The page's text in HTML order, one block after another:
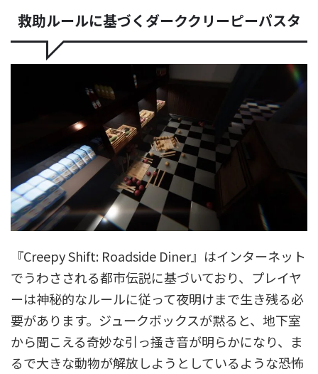
救助ルールに基づくダーククリーピーパスタ
『Creepy Shift: Roadside Diner』はインターネット
でうわさされる都市伝説に基づいており、プレイヤ
ーは神秘的なルールに従って夜明けまで生き残る必
要があります。ジュークボックスが黙ると、地下室
から聞こえる奇妙な引っ掻き音が明らかになり、ま
るで大きな動物が解放しようとしているような恐怖